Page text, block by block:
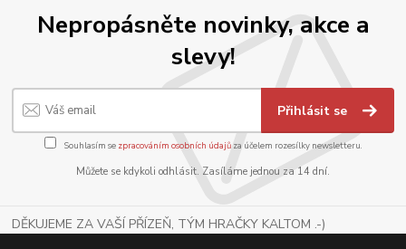
Nepropásněte novinky, akce a
slevy!
Přihlásit se
Souhlasím se zpracováním osobních údajůza účelem rozesílky newsletteru.
Můžete se kdykoli odhlásit. Zasíláme jednou za 14 dní.
DĚKUJEME ZA VAŠÍ PŘÍZEŇ, TÝM HRAČKY KALTOM .-)